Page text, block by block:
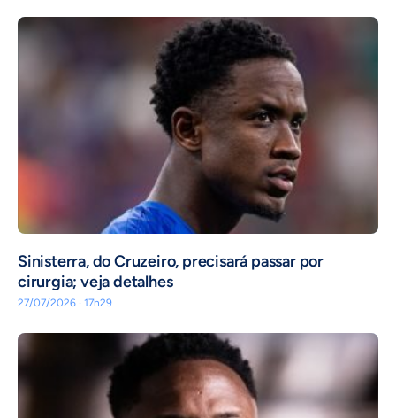
Sinisterra, do Cruzeiro, precisará passar por
cirurgia; veja detalhes
27/07/2026 · 17h29